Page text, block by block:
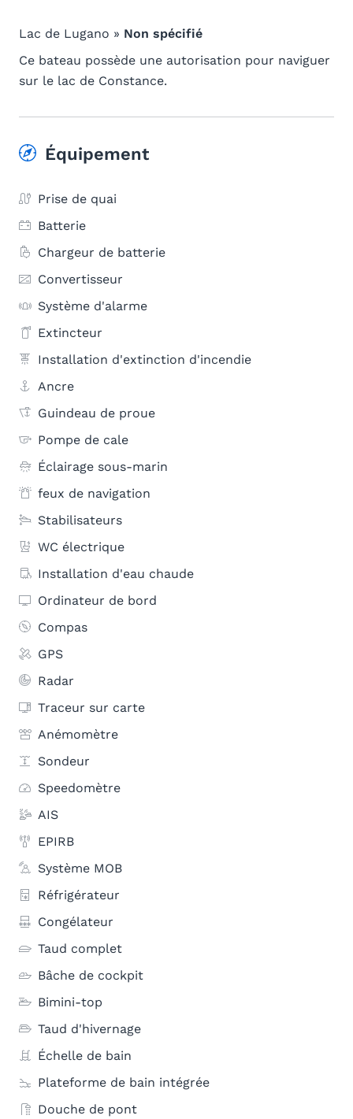
Lac de Lugano » Non spécifié
Ce bateau possède une autorisation pour naviguer
sur le lac de Constance.
Équipement
Prise de quai
Batterie
Chargeur de batterie
Convertisseur
Système d'alarme
Extincteur
Installation d'extinction d'incendie
Ancre
Guindeau de proue
Pompe de cale
Éclairage sous-marin
feux de navigation
Stabilisateurs
WC électrique
Installation d'eau chaude
Ordinateur de bord
Compas
GPS
Radar
Traceur sur carte
Anémomètre
Sondeur
Speedomètre
AIS
EPIRB
Système MOB
Réfrigérateur
Congélateur
Taud complet
Bâche de cockpit
Bimini-top
Taud d'hivernage
Échelle de bain
Plateforme de bain intégrée
Douche de pont